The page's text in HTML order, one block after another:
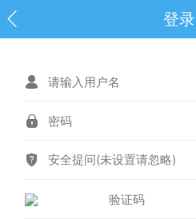
登录
安全提问(未设置请忽略)